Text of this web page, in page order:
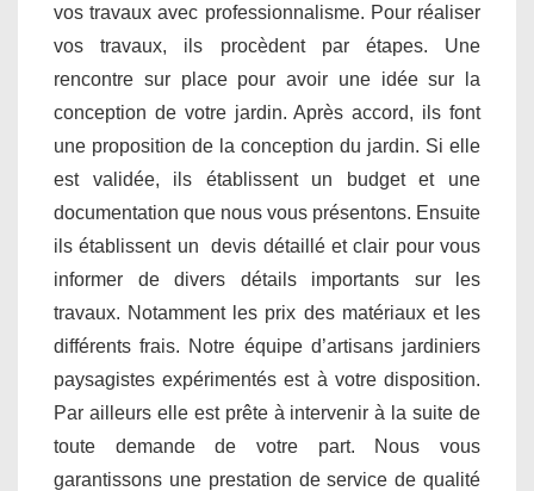
vos travaux avec professionnalisme. Pour réaliser
vos travaux, ils procèdent par étapes. Une
rencontre sur place pour avoir une idée sur la
conception de votre jardin. Après accord, ils font
une proposition de la conception du jardin. Si elle
est validée, ils établissent un budget et une
documentation que nous vous présentons. Ensuite
ils établissent un devis détaillé et clair pour vous
informer de divers détails importants sur les
travaux. Notamment les prix des matériaux et les
différents frais. Notre équipe d’artisans jardiniers
paysagistes expérimentés est à votre disposition.
Par ailleurs elle est prête à intervenir à la suite de
toute demande de votre part. Nous vous
garantissons une prestation de service de qualité